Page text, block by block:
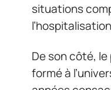
situations
De son côté, le
formé à